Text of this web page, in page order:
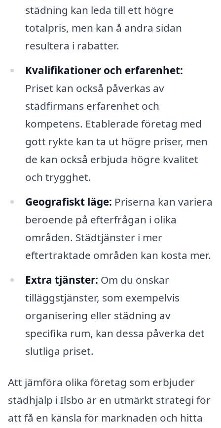
städning kan leda till ett högre
totalpris, men kan å andra sidan
resultera i rabatter.
Kvalifikationer och erfarenhet:
Priset kan också påverkas av
städfirmans erfarenhet och
kompetens. Etablerade företag med
gott rykte kan ta ut högre priser, men
de kan också erbjuda högre kvalitet
och trygghet.
Geografiskt läge: Priserna kan variera
beroende på efterfrågan i olika
områden. Städtjänster i mer
eftertraktade områden kan kosta mer.
Extra tjänster: Om du önskar
tilläggstjänster, som exempelvis
organisering eller städning av
specifika rum, kan dessa påverka det
slutliga priset.
Att jämföra olika företag som erbjuder
städhjälp i Ilsbo är en utmärkt strategi för
att få en känsla för marknaden och hitta